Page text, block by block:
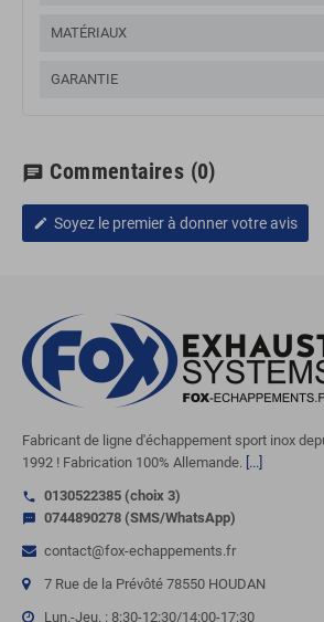
MATÉRIAUX
GARANTIE
chat Commentaires (0)
edit Soyez le premier à donner votre avis
Fabricant de ligne d'échappement sport inox
1992 ! Fabrication 100% Allemande. [...]
call 0130522385 (choix 3)
sms
0744890278 (SMS/WhatsApp)
contact@fox-echappements.fr
7 Rue de la Prévôté 78550 HOUDAN
Lun.-Jeu. : 8:30-12:30/14:00-17:30